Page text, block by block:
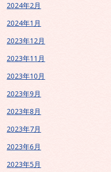
2024年2月
2024年1月
2023年12月
2023年11月
2023年10月
2023年9月
2023年8月
2023年7月
2023年6月
2023年5月